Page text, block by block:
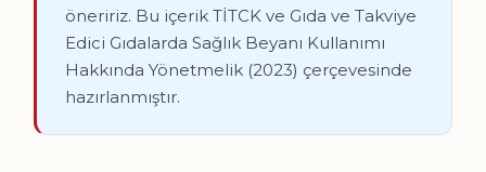
öneririz. Bu içerik TİTCK ve Gıda ve Takviye
Edici Gıdalarda Sağlık Beyanı Kullanımı
Hakkında Yönetmelik (2023) çerçevesinde
hazırlanmıştır.